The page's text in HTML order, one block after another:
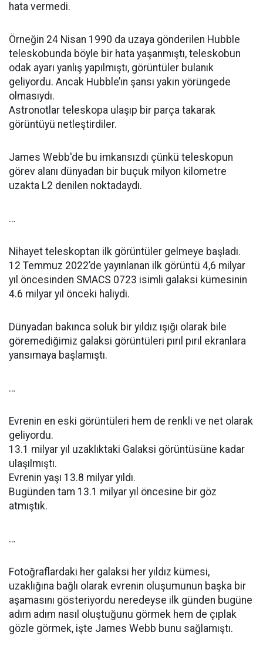
hata vermedi.
Örneğin 24 Nisan 1990 da uzaya gönderilen Hubble
teleskobunda böyle bir hata yaşanmıştı, teleskobun
odak ayarı yanlış yapılmıştı, görüntüler bulanık
geliyordu. Ancak Hubble’ın şansı yakın yörüngede
olmasıydı.
Astronotlar teleskopa ulaşıp bir parça takarak
görüntüyü netleştirdiler.
James Webb'de bu imkansızdı çünkü teleskopun
görev alanı dünyadan bir buçuk milyon kilometre
uzakta L2 denilen noktadaydı.
…
Nihayet teleskoptan ilk görüntüler gelmeye başladı.
12 Temmuz 2022’de yayınlanan ilk görüntü 4,6 milyar
yıl öncesinden SMACS 0723 isimli galaksi kümesinin
4.6 milyar yıl önceki haliydi.
Dünyadan bakınca soluk bir yıldız ışığı olarak bile
göremediğimiz galaksi görüntüleri pırıl pırıl ekranlara
yansımaya başlamıştı.
…
Evrenin en eski görüntüleri hem de renkli ve net olarak
geliyordu.
13.1 milyar yıl uzaklıktaki Galaksi görüntüsüne kadar
ulaşılmıştı.
Evrenin yaşı 13.8 milyar yıldı.
Bugünden tam 13.1 milyar yıl öncesine bir göz
atmıştık.
…
Fotoğraflardaki her galaksi her yıldız kümesi,
uzaklığına bağlı olarak evrenin oluşumunun başka bir
aşamasını gösteriyordu neredeyse ilk günden bugüne
adım adım nasıl oluştuğunu görmek hem de çıplak
gözle görmek, işte James Webb bunu sağlamıştı.